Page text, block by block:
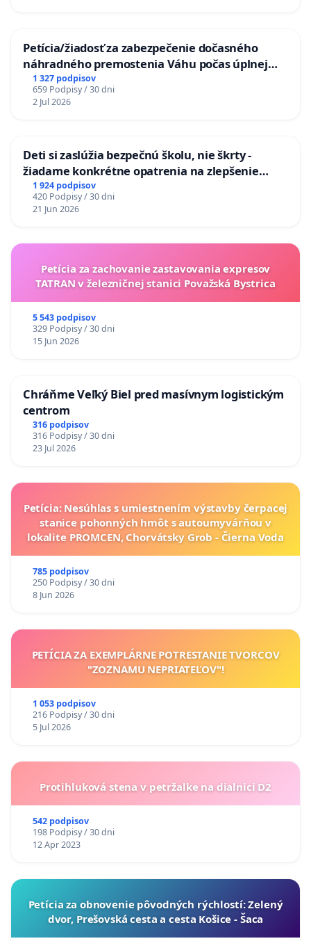
Petícia/žiadosť za zabezpečenie dočasného
náhradného premostenia Váhu počas úplnej
uzávery Vážskeho mosta v Komárne
1 327 podpisov
659 Podpisy / 30 dni
2 Jul 2026
Deti si zaslúžia bezpečnú školu, nie škrty -
žiadame konkrétne opatrenia na zlepšenie
situácie v školstve
1 924 podpisov
420 Podpisy / 30 dni
21 Jun 2026
Petícia za zachovanie zastavovania expresov
TATRAN v železničnej stanici Považská Bystrica
5 543 podpisov
329 Podpisy / 30 dni
15 Jun 2026
Chráňme Veľký Biel pred masívnym logistickým
centrom
316 podpisov
316 Podpisy / 30 dni
23 Jul 2026
Petícia: Nesúhlas s umiestnením výstavby čerpacej
stanice pohonných hmôt s autoumyvárňou v
lokalite PROMCEN, Chorvátsky Grob - Čierna Voda
785 podpisov
250 Podpisy / 30 dni
8 Jun 2026
PETÍCIA ZA EXEMPLÁRNE POTRESTANIE TVORCOV
"ZOZNAMU NEPRIATEĽOV"!
1 053 podpisov
216 Podpisy / 30 dni
5 Jul 2026
Protihluková stena v petržalke na dialnici D2
542 podpisov
198 Podpisy / 30 dni
12 Apr 2023
​Petícia za obnovenie pôvodných rýchlostí: Zelený
dvor, Prešovská cesta a cesta Košice - Šaca